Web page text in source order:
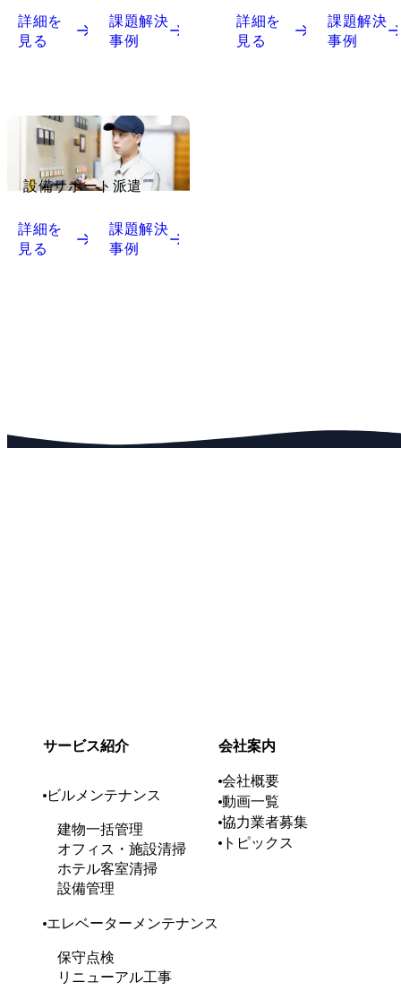
詳細を
見る
課題解決
事例
詳細を
見る
課題解決
事例
設備サポート派遣
詳細を
見る
課題解決
事例
サービス紹介
ビルメンテナンス
建物一括管理
オフィス・施設清掃
ホテル客室清掃
設備管理
エレベーターメンテナンス
保守点検
リニューアル工事
会社案内
会社概要
動画一覧
協力業者募集
トピックス